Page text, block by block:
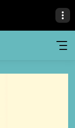
- copia